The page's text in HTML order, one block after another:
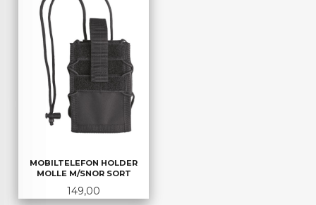
MOBILTELEFON HOLDER
MOLLE M/SNOR SORT
Pris
149,00